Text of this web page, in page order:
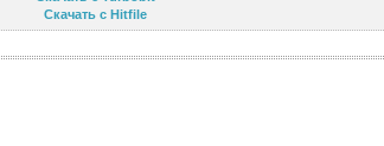
Скачать с Hitfile